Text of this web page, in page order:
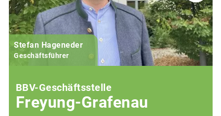
Stefan Hageneder
Geschäftsführer
BBV-Geschäftsstelle
Freyung-Grafenau